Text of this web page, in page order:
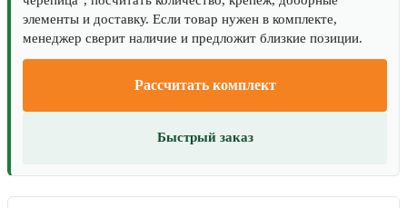
элементы и доставку. Если товар нужен в комплекте,
менеджер сверит наличие и предложит близкие позиции.
Рассчитать комплект
Быстрый заказ